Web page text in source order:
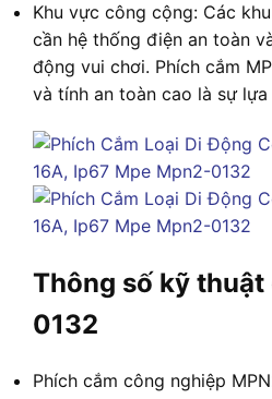
Khu vực công cộng: Các
cần hệ thống điện an toàn
động vui chơi. Phích cắm
và tính an toàn cao là sự
Thông số kỹ thuật
0132
Phích cắm công nghiệp